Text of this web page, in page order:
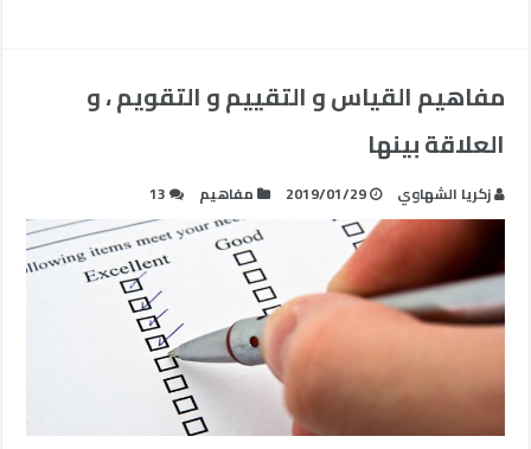
مفاهيم القياس و التقييم و التقويم ، و
العلاقة بينها
زكريا الشهاوي 2019/01/29 مفاهيم 13